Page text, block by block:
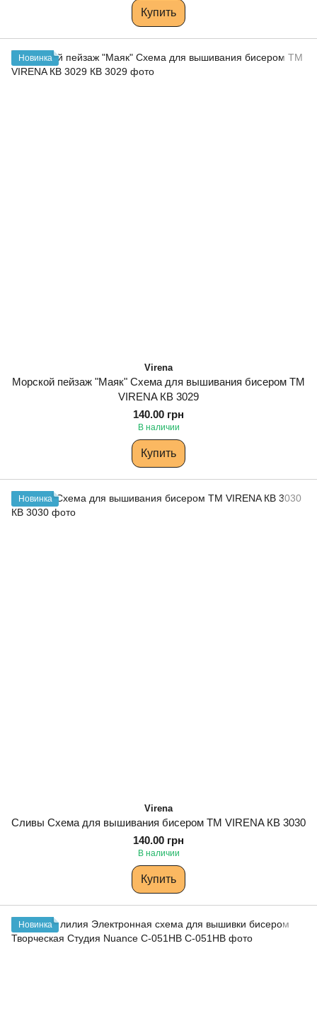
Купить
Новинка
Virena
Морской пейзаж "Маяк" Схема для вышивания бисером ТМ
VIRENA КВ 3029
140.00 грн
В наличии
Купить
Новинка
Virena
Сливы Схема для вышивания бисером ТМ VIRENA КВ 3030
140.00 грн
В наличии
Купить
Новинка